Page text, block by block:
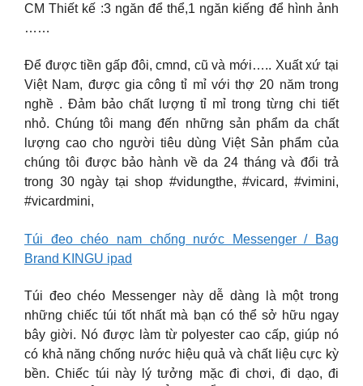
CM Thiết kế :3 ngăn để thể,1 ngăn kiếng để hình ảnh
……
Để được tiền gấp đôi, cmnd, cũ và mới….. Xuất xứ tại
Việt Nam, được gia công tỉ mỉ với thợ 20 năm trong
nghề . Đảm bảo chất lượng tỉ mỉ trong từng chi tiết
nhỏ. Chúng tôi mang đến những sản phẩm da chất
lượng cao cho người tiêu dùng Việt Sản phẩm của
chúng tôi được bảo hành về da 24 tháng và đổi trả
trong 30 ngày tại shop #vidungthe, #vicard, #vimini,
#vicardmini,
Túi đeo chéo nam chống nước Messenger / Bag
Brand KINGU ipad
Túi đeo chéo Messenger này dễ dàng là một trong
những chiếc túi tốt nhất mà bạn có thể sở hữu ngay
bây giời. Nó được làm từ polyester cao cấp, giúp nó
có khả năng chống nước hiệu quả và chất liệu cực kỳ
bền. Chiếc túi này lý tưởng mặc đi chơi, đi dạo, đi